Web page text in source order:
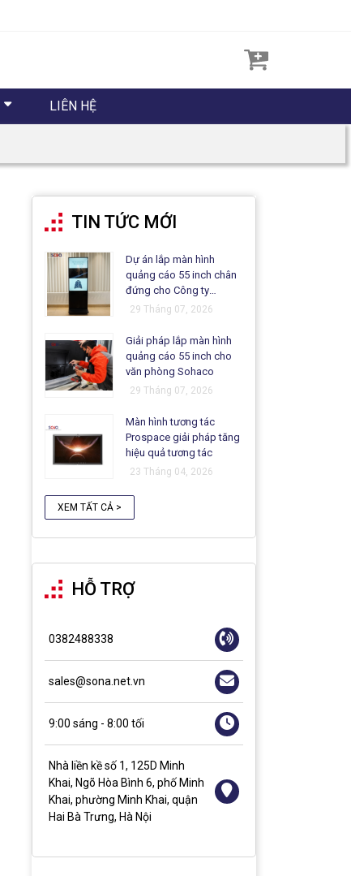
LIÊN HỆ
Màn hình tương tác 86 inch
74.425.000đ
Màn hình quảng cáo treo
tường 27 inch
TIN TỨC MỚI
Dự án lắp màn hình
quảng cáo 55 inch chân
đứng cho Công ty
Matsuo
29 Tháng 07, 2026
Giải pháp lắp màn hình
quảng cáo 55 inch cho
văn phòng Sohaco
29 Tháng 07, 2026
Màn hình tương tác
Prospace giải pháp tăng
hiệu quả tương tác
23 Tháng 04, 2026
XEM TẤT CẢ >
HỖ TRỢ
0382488338
sales@sona.net.vn
9:00 sáng - 8:00 tối
Nhà liền kề số 1, 125D Minh
Khai, Ngõ Hòa Bình 6, phố Minh
Khai, phường Minh Khai, quận
Hai Bà Trưng, Hà Nội